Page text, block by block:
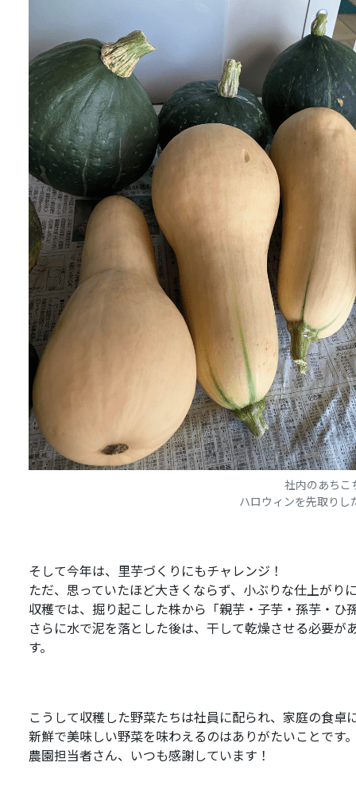
社内のあちこ
ハロウィンを先取りし
そして今年は、里芋づくりにもチャレンジ！
ただ、思っていたほど大きくならず、小ぶりな仕上がり
収穫では、掘り起こした株から「親芋・子芋・孫芋・ひ
さらに水で泥を落とした後は、干して乾燥させる必要
す。
こうして収穫した野菜たちは社員に配られ、家庭の食卓
新鮮で美味しい野菜を味わえるのはありがたいことです。
農園担当者さん、いつも感謝しています！